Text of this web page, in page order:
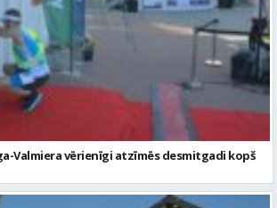
Valmiera vērienīgi atzīmēs desmitgadi kopš